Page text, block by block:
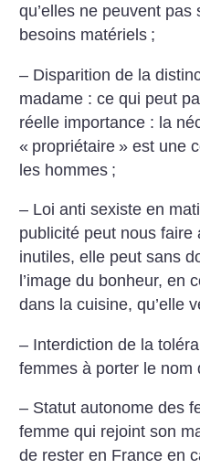
qu’elles ne peuvent
besoins matériels ;
– Disparition de la
madame : ce qui peut
réelle importance : la
« propriétaire » est une
les hommes ;
– Loi anti sexiste en
publicité peut nous faire
inutiles, elle peut sans
l’image du bonheur, en
dans la cuisine, qu’elle
– Interdiction de la
femmes à porter le nom
– Statut autonome des
femme qui rejoint son
de rester en France en